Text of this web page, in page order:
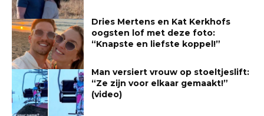
Dries Mertens en Kat Kerkhofs
oogsten lof met deze foto:
“Knapste en liefste koppel!”
Man versiert vrouw op stoeltjeslift:
“Ze zijn voor elkaar gemaakt!”
(video)